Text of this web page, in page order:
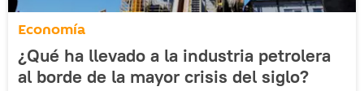
Economía
¿Qué ha llevado a la industria petrolera
al borde de la mayor crisis del siglo?